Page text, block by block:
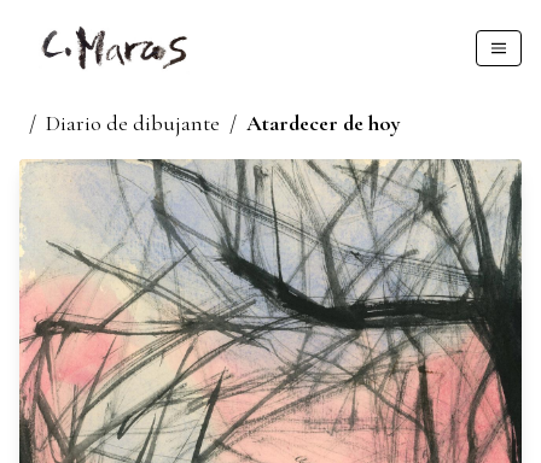
/ Diario de dibujante / Atardecer de hoy